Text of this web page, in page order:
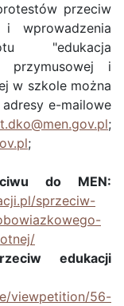
przeciw
wprowadzenia
"edukacja
przymusowej i
w szkole można
e-mailowe
;
;
do MEN:
sprzeciw-
edukacji
viewpetition/56-